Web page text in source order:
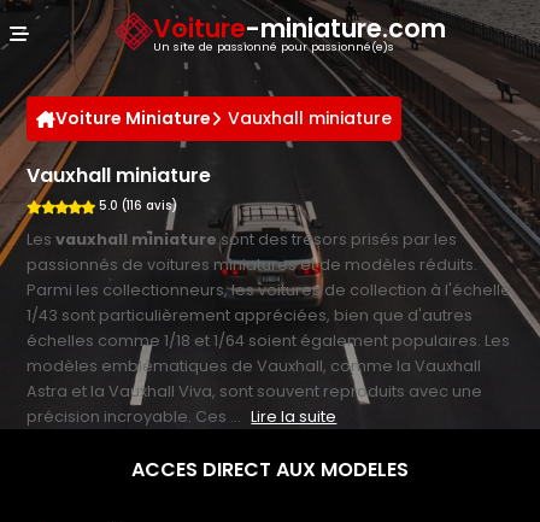
Voiture-miniature.com
Un site de passionné pour passionné(e)s
Voiture Miniature Vauxhall miniature
Vauxhall miniature
5.0 (116 avis)
Lesvauxhall miniaturesont des trésors prisés par les
passionnés de voitures miniatures et de modèles réduits.
Parmi les collectionneurs, les voitures de collection à l'échelle
1/43 sont particulièrement appréciées, bien que d'autres
échelles comme 1/18 et 1/64 soient également populaires. Les
modèles emblématiques de Vauxhall, comme la Vauxhall
Astra et la Vauxhall Viva, sont souvent reproduits avec une
précision incroyable. Ces ... Lire la suite
ACCES DIRECT AUX MODELES
Panneau de gestion des cookies